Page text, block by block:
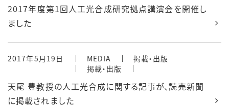
2017年度第1回人工光合成研究拠点講演会を開催し
ました
2017年5月19日 MEDIA
掲載・出版
掲載・出版
天尾 豊教授の人工光合成に関する記事が、読売新聞
に掲載されました